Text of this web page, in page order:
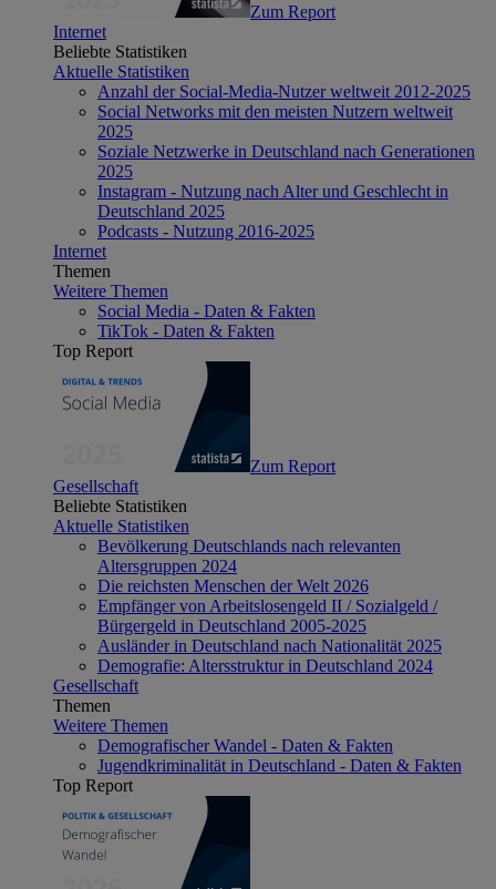
Zum Report
Internet
Beliebte Statistiken
Aktuelle Statistiken
Anzahl der Social-Media-Nutzer weltweit 2012-2025
Social Networks mit den meisten Nutzern weltweit
2025
Soziale Netzwerke in Deutschland nach Generationen
2025
Instagram - Nutzung nach Alter und Geschlecht in
Deutschland 2025
Podcasts - Nutzung 2016-2025
Internet
Themen
Weitere Themen
Social Media - Daten & Fakten
TikTok - Daten & Fakten
Top Report
Zum Report
Gesellschaft
Beliebte Statistiken
Aktuelle Statistiken
Bevölkerung Deutschlands nach relevanten
Altersgruppen 2024
Die reichsten Menschen der Welt 2026
Empfänger von Arbeitslosengeld II / Sozialgeld /
Bürgergeld in Deutschland 2005-2025
Ausländer in Deutschland nach Nationalität 2025
Demografie: Altersstruktur in Deutschland 2024
Gesellschaft
Themen
Weitere Themen
Demografischer Wandel - Daten & Fakten
Jugendkriminalität in Deutschland - Daten & Fakten
Top Report